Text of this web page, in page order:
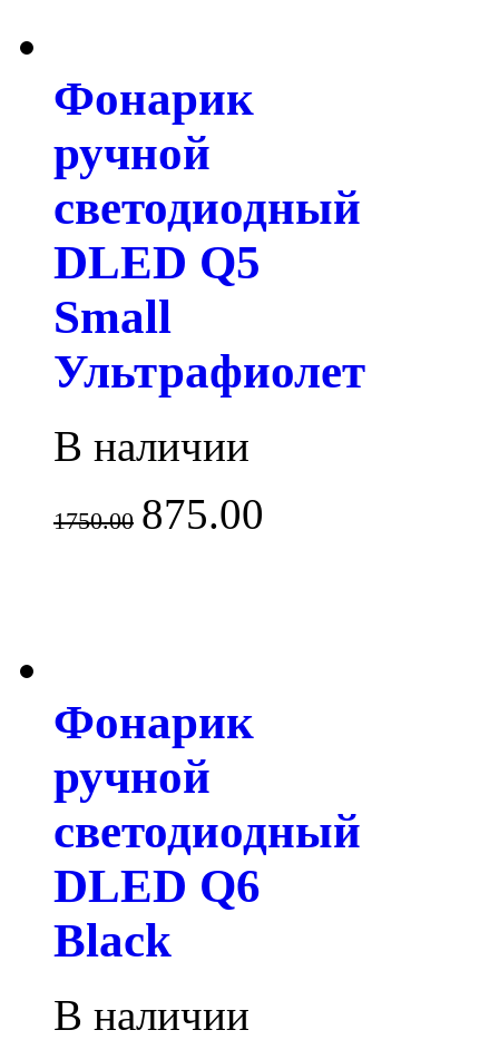
Фонарик
ручной
светодиодный
DLED Q5
Small
Ультрафиолет
В наличии
1750.00 875.00
Фонарик
ручной
светодиодный
DLED Q6
Black
В наличии